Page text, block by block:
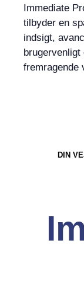
Immediate
tilbyder en
indsigt,
fremragende
DIN